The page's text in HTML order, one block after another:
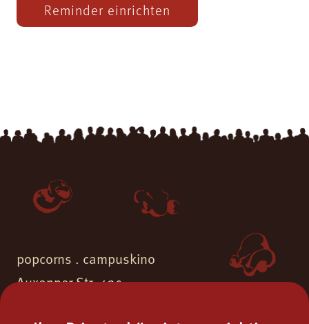
Reminder einrichten
popcorns . campuskino
Auxonner Str. 43c